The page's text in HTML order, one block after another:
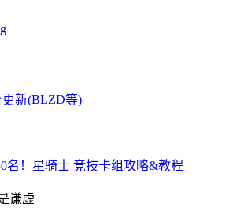
更新(BLZD等)
名！星骑士 竞技卡组攻略&教程
谦虚